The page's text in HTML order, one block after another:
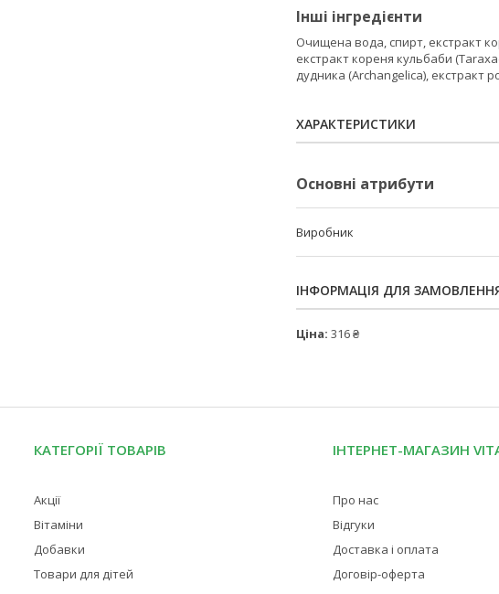
Інші інгредієнти
Очищена вода, спирт, екстракт
екстракт кореня кульбаби
дудника (Archangelica), екстракт
ХАРАКТЕРИСТИКИ
Основні атрибути
Виробник
ІНФОРМАЦІЯ ДЛЯ
Ціна: 316 ₴
КАТЕГОРІЇ ТОВАРІВ
Акції
Вітаміни
Добавки
Товари для дітей
ІНТЕРНЕТ-МАГАЗИН
Про нас
Відгуки
Доставка і оплата
Договір-оферта